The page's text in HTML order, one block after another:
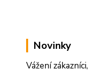
Novinky
Vážení zákazníci,